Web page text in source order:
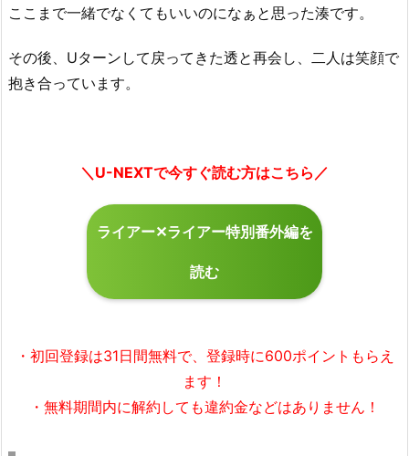
ここまで一緒でなくてもいいのになぁと思った湊です。
その後、Uターンして戻ってきた透と再会し、二人は笑顔で
抱き合っています。
＼U-NEXTで今すぐ読む方はこちら／
ライアー✕ライアー特別番外編を
読む
・初回登録は31日間無料で、登録時に600ポイントもらえ
ます！
・無料期間内に解約しても違約金などはありません！